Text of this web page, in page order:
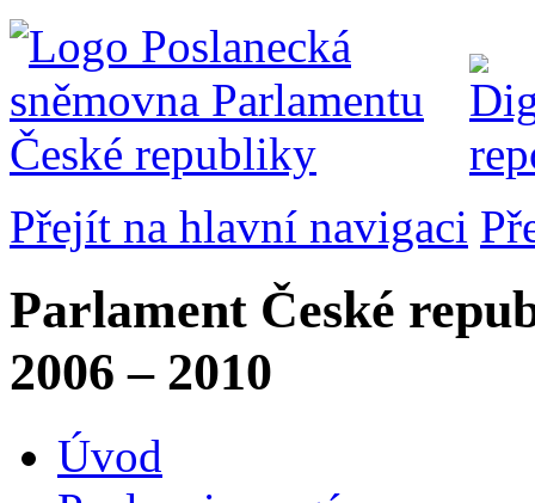
Přejít na hlavní navigaci
Parlament České
2006 – 2010
Úvod